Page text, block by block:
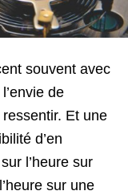
souvent avec
de
Et une
d’en
l’heure sur
sur une